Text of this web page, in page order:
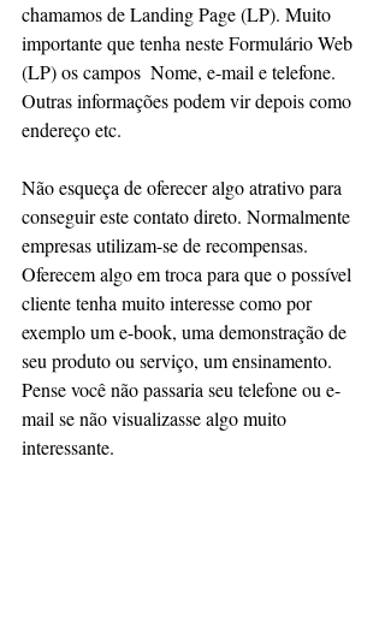
chamamos de Landing Page (LP). Muito
importante que tenha neste Formulário Web
(LP) os campos  Nome, e-mail e telefone.
Outras informações podem vir depois como
endereço etc.
Não esqueça de oferecer algo atrativo para
conseguir este contato direto. Normalmente
empresas utilizam-se de recompensas.
Oferecem algo em troca para que o possível
cliente tenha muito interesse como por
exemplo um e-book, uma demonstração de
seu produto ou serviço, um ensinamento.
Pense você não passaria seu telefone ou e-
mail se não visualizasse algo muito
interessante.